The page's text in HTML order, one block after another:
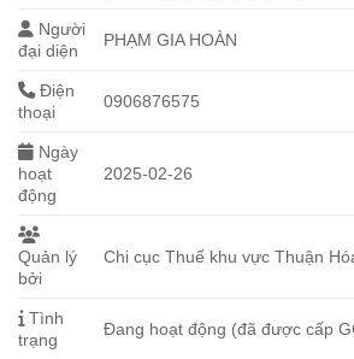
Người
đại diện
PHẠM GIA HOÀN
Điện
thoại
0906876575
Ngày
hoạt
động
2025-02-26
Quản lý
bởi
Chi cục Thuế khu vực Thuận
Tình
trạng
Đang hoạt động (đã được cấp